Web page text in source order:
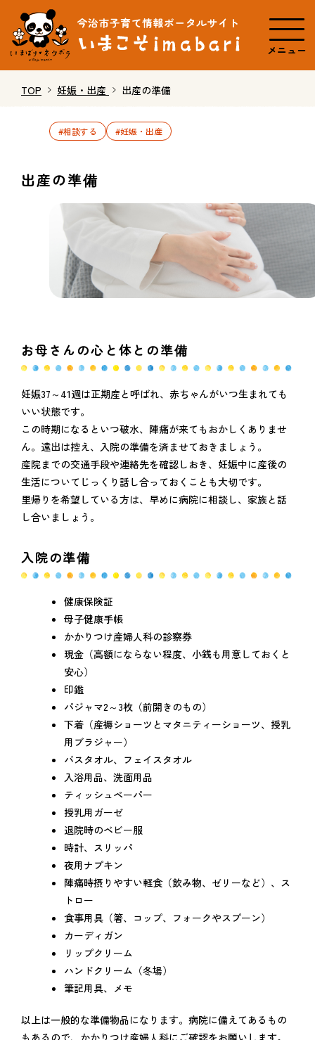
メニュー
TOP 妊娠・出産 出産の準備
#相談する #妊娠・出産
出産の準備
お母さんの心と体との準備
妊娠37～41週は正期産と呼ばれ、赤ちゃんがいつ生まれても
いい状態です。
この時期になるといつ破水、陣痛が来てもおかしくありませ
ん。遠出は控え、入院の準備を済ませておきましょう。
産院までの交通手段や連絡先を確認しおき、妊娠中に産後の
生活についてじっくり話し合っておくことも大切です。
里帰りを希望している方は、早めに病院に相談し、家族と話
し合いましょう。
入院の準備
健康保険証
母子健康手帳
かかりつけ産婦人科の診察券
現金（高額にならない程度、小銭も用意しておくと
安心）
印鑑
パジャマ2～3枚（前開きのもの）
下着（産褥ショーツとマタニティーショーツ、授乳
用ブラジャー）
バスタオル、フェイスタオル
入浴用品、洗面用品
ティッシュペーパー
授乳用ガーゼ
退院時のベビー服
時計、スリッパ
夜用ナプキン
陣痛時摂りやすい軽食（飲み物、ゼリーなど）、ス
トロー
食事用具（箸、コップ、フォークやスプーン）
カーディガン
リップクリーム
ハンドクリーム（冬場）
筆記用具、メモ
以上は一般的な準備物品になります。病院に備えてあるもの
もあるので、かかりつけ産婦人科にご確認をお願いします。